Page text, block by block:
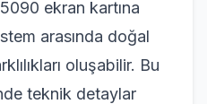
ekran kartına
arasında doğal
oluşabilir. Bu
teknik detaylar